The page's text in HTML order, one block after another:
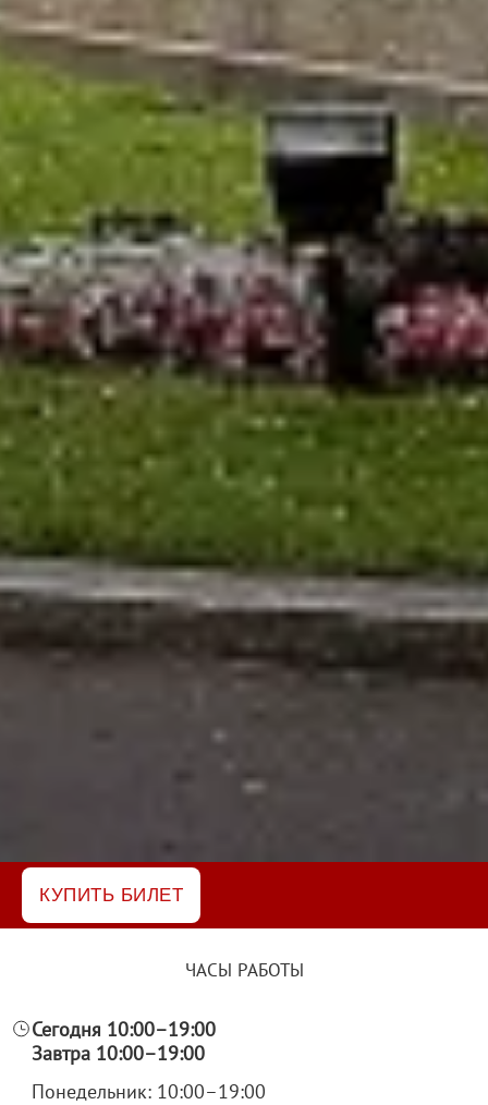
КУПИТЬ БИЛЕТ
ЧАСЫ РАБОТЫ
Сегодня 10:00–19:00
Завтра 10:00–19:00
Понедельник: 10:00–19:00